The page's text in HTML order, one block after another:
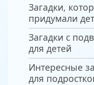
Загадки,
придумали
Загадки с
для детей
Интересные
для